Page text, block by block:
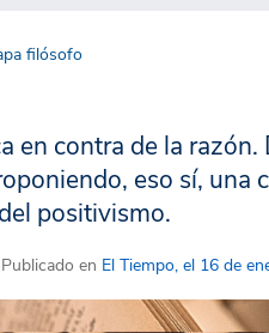
filósofo
en contra de la razón.
eso sí, una
positivismo.
en El Tiempo, el 16 de